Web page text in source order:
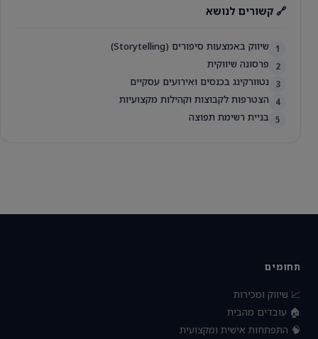
🔗 קשורים לנושא
1 שיווק באמצעות סיפורים (Storytelling)
2 פרסונה שיווקית
3 נטוורקינג בכנסים ואירועים עסקיים
4 הצטרפות לקבוצות וקהילות מקצועיות
5 בניית רשימת תפוצה
תחומים
📈 שיווק ומכירות
🏠 עובדים מהבית
🧠 התפתחות אישית ומקצועית